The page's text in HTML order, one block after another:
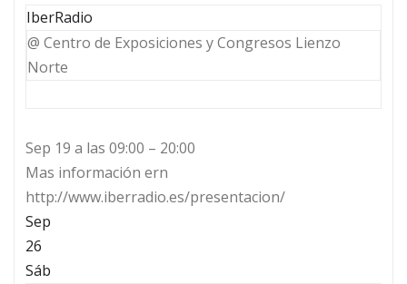
IberRadio
@ Centro de Exposiciones y Congresos Lienzo
Norte
Sep 19 a las 09:00 – 20:00
Mas información ern
http://www.iberradio.es/presentacion/
Sep
26
Sáb